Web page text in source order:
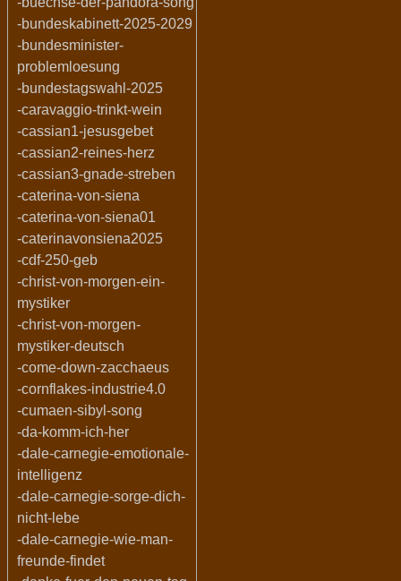
-bundeskabinett-2025-2029
-bundesminister-
problemloesung
-bundestagswahl-2025
-caravaggio-trinkt-wein
-cassian1-jesusgebet
-cassian2-reines-herz
-cassian3-gnade-streben
-caterina-von-siena
-caterina-von-siena01
-caterinavonsiena2025
-cdf-250-geb
-christ-von-morgen-ein-
mystiker
-christ-von-morgen-
mystiker-deutsch
-come-down-zacchaeus
-cornflakes-industrie4.0
-cumaen-sibyl-song
-da-komm-ich-her
-dale-carnegie-emotionale-
intelligenz
-dale-carnegie-sorge-dich-
nicht-lebe
-dale-carnegie-wie-man-
freunde-findet